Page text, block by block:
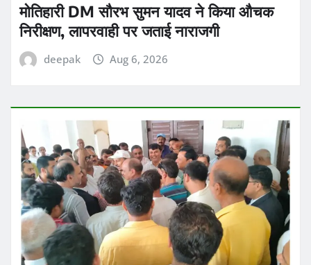
मोतिहारी DM सौरभ सुमन यादव ने किया औचक
निरीक्षण, लापरवाही पर जताई नाराजगी
deepak Aug 6, 2026